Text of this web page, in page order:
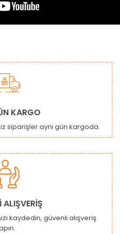
siz yapın!
Yaz
ederiz.
bulunuyor.
olmalı.
KARGO
siparişler aynı gün kargoda.
ALIŞVERİŞ
kaydedin, güvenli alışveriş